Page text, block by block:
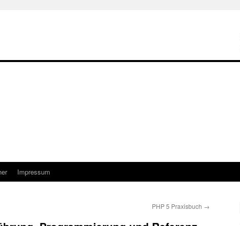
Impressum
PHP 5 Praxisbuch →